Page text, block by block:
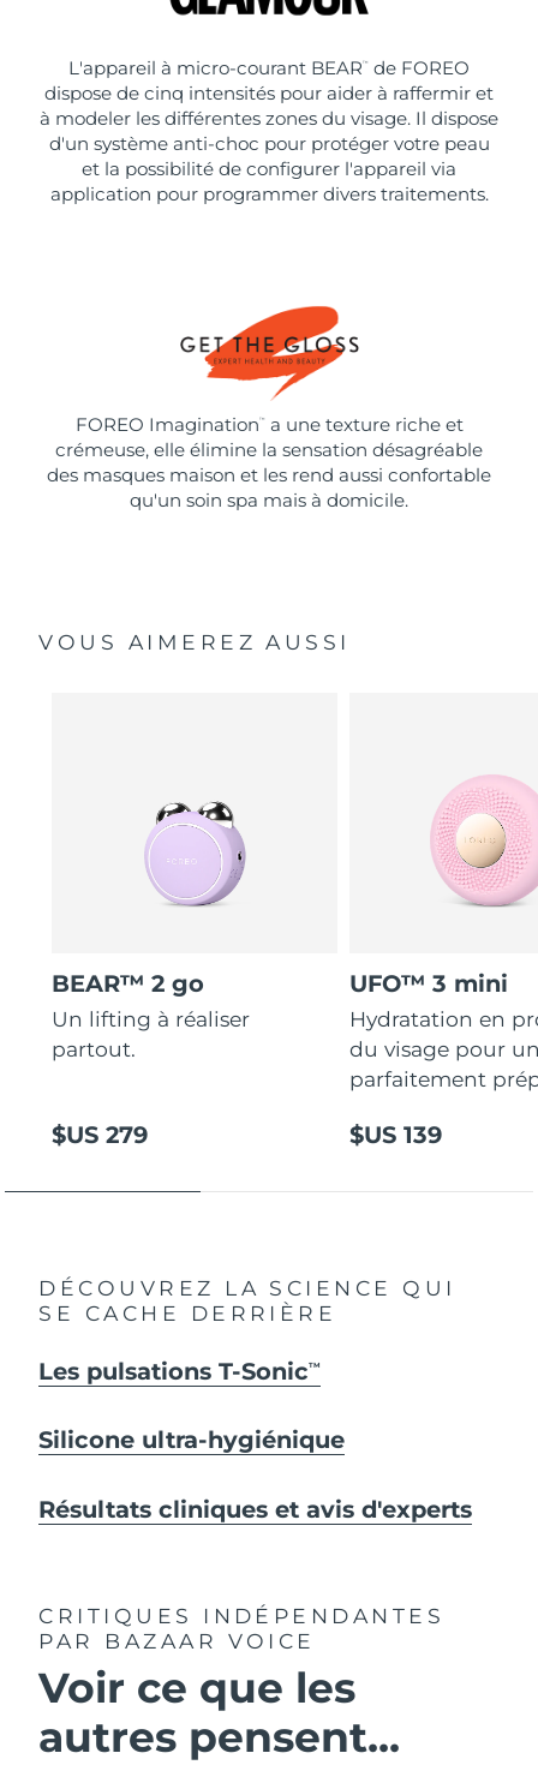
L'appareil à micro-courant BEAR ™
de FOREO
dispose de cinq intensités pour aider à raffermir et
à modeler les différentes zones du visage. Il dispose
d'un système anti-choc pour protéger votre peau
et la possibilité de configurer l'appareil via
application pour programmer divers traitements.
FOREO Imagination ™
a une texture riche et
crémeuse, elle élimine la sensation désagréable
des masques maison et les rend aussi confortable
qu'un soin spa mais à domicile.
VOUS AIMEREZ AUSSI
BEAR™ 2 go
Un lifting à réaliser
partout.
$US 279
UFO™ 3 mini
Hydratation en
du visage pour
parfaitement
$US 139
DÉCOUVREZ LA SCIENCE QUI
SE CACHE DERRIÈRE
Les pulsations T-SonicTM
Silicone ultra-hygiénique
Résultats cliniques et avis d'experts
CRITIQUES INDÉPENDANTES
PAR BAZAAR VOICE
Voir ce que les
autres pensent...